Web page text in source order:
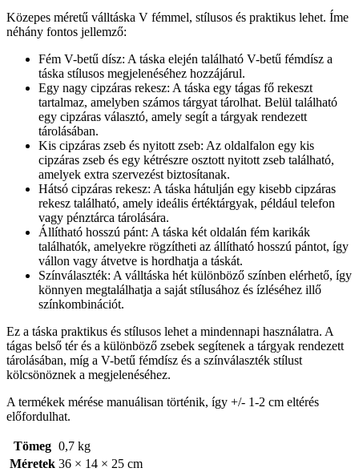
Közepes méretű válltáska V fémmel, stílusos és praktikus lehet. Íme
néhány fontos jellemző:
Fém V-betű dísz: A táska elején található V-betű fémdísz a
táska stílusos megjelenéséhez hozzájárul.
Egy nagy cipzáras rekesz: A táska egy tágas fő rekeszt
tartalmaz, amelyben számos tárgyat tárolhat. Belül található
egy cipzáras választó, amely segít a tárgyak rendezett
tárolásában.
Kis cipzáras zseb és nyitott zseb: Az oldalfalon egy kis
cipzáras zseb és egy kétrészre osztott nyitott zseb található,
amelyek extra szervezést biztosítanak.
Hátsó cipzáras rekesz: A táska hátulján egy kisebb cipzáras
rekesz található, amely ideális értéktárgyak, például telefon
vagy pénztárca tárolására.
Állítható hosszú pánt: A táska két oldalán fém karikák
találhatók, amelyekre rögzítheti az állítható hosszú pántot, így
vállon vagy átvetve is hordhatja a táskát.
Színválaszték: A válltáska hét különböző színben elérhető, így
könnyen megtalálhatja a saját stílusához és ízléséhez illő
színkombinációt.
Ez a táska praktikus és stílusos lehet a mindennapi használatra. A
tágas belső tér és a különböző zsebek segítenek a tárgyak rendezett
tárolásában, míg a V-betű fémdísz és a színválaszték stílust
kölcsönöznek a megjelenéséhez.
A termékek mérése manuálisan történik, így +/- 1-2 cm eltérés
előfordulhat.
Tömeg 0,7 kg
Méretek 36 × 14 × 25 cm